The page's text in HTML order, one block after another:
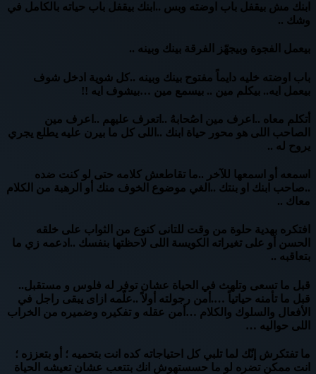
ابنك مش بيقفل باب اوضته وبس ..ابنك بيقفل باب حياته بالكامل في
وشك ..
بيعمل الفجوة وبيجهّز الفرقة بينك وبينه ..
باب اوضته خليه دايماً مفتوح بينك وبينه ..كل شوية ادخل شوف
بيعمل ايه.. بيكلم مين .. بيسمع مين …بيشوف ايه !!
أتكلم معاه ..اعرف مين اصُحابهُ ..اتعرف عليهم ..اعرف مين
الصاحب اللى هو محور حياة ابنك ..اللى كل ما بيرن عليه يطلع يجري
يروح له ..
اسمعه أو اسمعها للآخر ..ما تقاطعش كلامه حتى لو كنت ضده
..صاحب ابنك او بنتك ..الغي موضوع الخوف منك أو الرهبة من الكلام
معاك ..
افتكره بهدية حلوة من وقت للتانى كنوع من الثواب على خلقه
الحسن أو على تغيراته الكويسة اللى لاحظتها بنفسك ..ادعمه زي ما
بتعاقبه ..
قبل ما تسعى وتلهث في الحياة عشان توفر له فلوس و مستقبل..
قبل ما تأمنه حياتياً ….أمن رجولته أولاً ..علّمه ازاى يبقى راجل في
الأفعال والسلوك والكلام …أمن عقله و تفكيره وضميره من الخراب
اللى حواليه …
ما تفتكرش إنّك لما تلبي كل احتياجاته كده انت بتحميه ؛ أو بتعززه ؛
انت ممكن تضره لو ما حسستهوش انك بتتعب عشان تعيشه الحياة